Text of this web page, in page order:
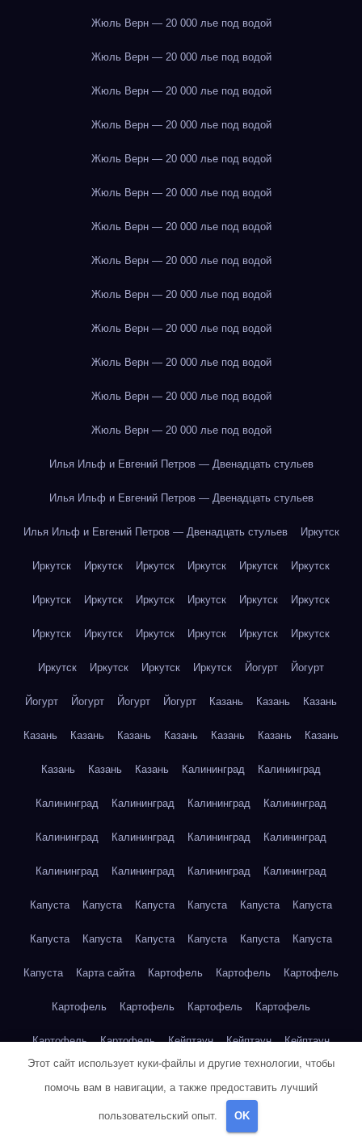
Жюль Верн — 20 000 лье под водой
Жюль Верн — 20 000 лье под водой
Жюль Верн — 20 000 лье под водой
Жюль Верн — 20 000 лье под водой
Жюль Верн — 20 000 лье под водой
Жюль Верн — 20 000 лье под водой
Жюль Верн — 20 000 лье под водой
Жюль Верн — 20 000 лье под водой
Жюль Верн — 20 000 лье под водой
Жюль Верн — 20 000 лье под водой
Жюль Верн — 20 000 лье под водой
Жюль Верн — 20 000 лье под водой
Жюль Верн — 20 000 лье под водой
Илья Ильф и Евгений Петров — Двенадцать стульев
Илья Ильф и Евгений Петров — Двенадцать стульев
Илья Ильф и Евгений Петров — Двенадцать стульев Иркутск
Иркутск Иркутск Иркутск Иркутск Иркутск Иркутск
Иркутск Иркутск Иркутск Иркутск Иркутск Иркутск
Иркутск Иркутск Иркутск Иркутск Иркутск Иркутск
Иркутск Иркутск Иркутск Иркутск Йогурт Йогурт
Йогурт Йогурт Йогурт Йогурт Казань Казань Казань
Казань Казань Казань Казань Казань Казань Казань
Казань Казань Казань Калининград Калининград
Калининград Калининград Калининград Калининград
Калининград Калининград Калининград Калининград
Калининград Калининград Калининград Калининград
Капуста Капуста Капуста Капуста Капуста Капуста
Капуста Капуста Капуста Капуста Капуста Капуста
Капуста Карта сайта Картофель Картофель Картофель
Картофель Картофель Картофель Картофель
Картофель Картофель Кейптаун Кейптаун Кейптаун
Кейптаун Кейптаун
Этот сайт использует куки-файлы и другие технологии, чтобы
помочь вам в навигации, а также предоставить лучший
пользовательский опыт. OK